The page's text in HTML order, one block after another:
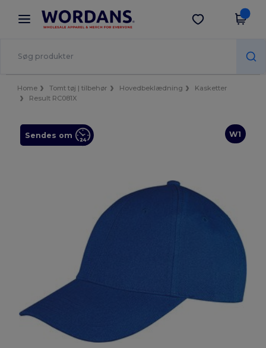
× Wordans-app
Bedre priser i appen!
Hent app
Home Tomt tøj | tilbehør Hovedbeklædning
Kasketter
Result RC081X
W1
Sendes om